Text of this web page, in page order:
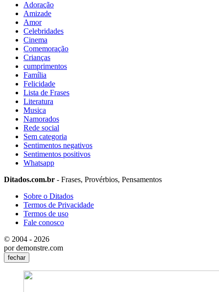
Adoração
Amizade
Amor
Celebridades
Cinema
Comemoração
Crianças
cumprimentos
Família
Felicidade
Lista de Frases
Literatura
Musica
Namorados
Rede social
Sem categoria
Sentimentos negativos
Sentimentos positivos
Whatsapp
Ditados.com.br - Frases, Provérbios, Pensamentos
Sobre o Ditados
Termos de Privacidade
Termos de uso
Fale conosco
© 2004 - 2026
por demonstre.com
fechar